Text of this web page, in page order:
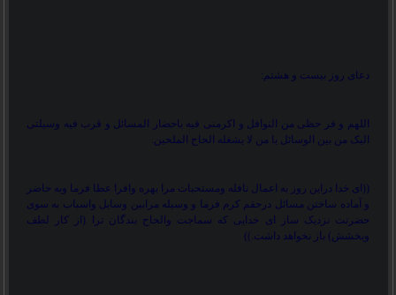
دعای روز بیست و هشتم:
اللهم و فر حظی من النوافل و اکرمنی فیه باحضار المسائل و قرب فیه وسیلتی
الیک من بین الوسائل یا من لا یشغله الحاح الملحین.
)) ای خدا دراین روز به اعمال نافله ومستحبات مرا بهره وافرا عطا فرما وبه حاضر
و آماده ساختن مسائل درحقم کرم فرما و وسیله مرابین وسایل واسباب به سوی
حضرتت نزدیک ساز ای خدایی که سماجت والحاح بندگان ترا (از کار لطف
وبخشش) باز نخواهد داشت.